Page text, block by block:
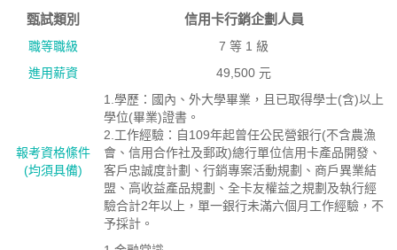
甄試類別 信用卡行銷企劃人員
職等職級
7 等 1 級
進用薪資
49,500 元
報考資格絛件
(均須具備)
1.學歷：國內、外大學畢業，且已取得學士(含)以上
學位(畢業)證書。
2.工作經驗：自109年起曾任公民營銀行(不含農漁
會、信用合作社及郵政)總行單位信用卡產品開發、
客戶忠誠度計劃、行銷專案活動規劃、商戶異業結
盟、高收益產品規劃、全卡友權益之規劃及執行經
驗合計2年以上，單一銀行未滿六個月工作經驗，不
予採計。